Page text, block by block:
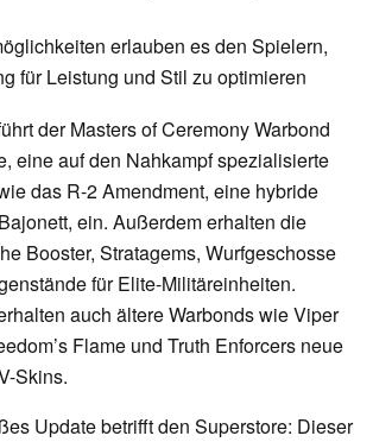
erlauben es den Spielern,
für Leistung und Stil zu optimieren
der Masters of Ceremony Warbond
eine auf den Nahkampf spezialisierte
das R-2 Amendment, eine hybride
ein. Außerdem erhalten die
Booster, Stratagems, Wurfgeschosse
für Elite-Militäreinheiten.
auch ältere Warbonds wie Viper
Flame und Truth Enforcers neue
Skins.
Update betrifft den Superstore: Dieser